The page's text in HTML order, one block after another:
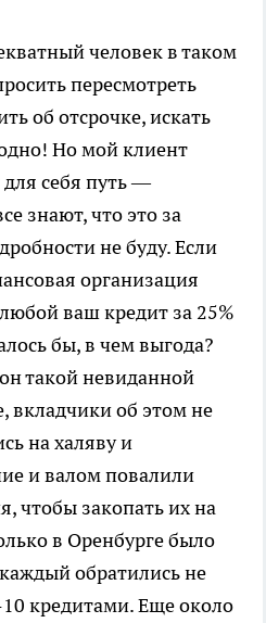
человек в таком
пересмотреть
об отсрочке, искать
Но мой клиент
себя путь —
знают, что это за
не буду. Если
организация
ваш кредит за 25%
бы, в чем выгода?
такой невиданной
вкладчики об этом не
на халяву и
и валом повалили
чтобы закопать их на
в Оренбурге было
обратились не
10 кредитами. Еще около